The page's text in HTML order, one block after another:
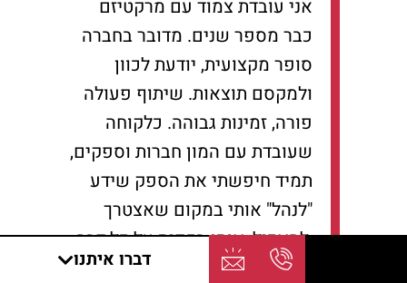
אני עובדת צמוד עם מרקטיזם
כבר מספר שנים. מדובר בחברה
סופר מקצועית, יודעת לכוון
ולמקסם תוצאות. שיתוף פעולה
פורה, זמינות גבוהה. כלקוחה
שעובדת עם המון חברות וספקים,
תמיד חיפשתי את הספק שידע
"לנהל" אותי במקום שאצטרך
,להאכיל, אותו בכפית על כל דבר
קטן וגדול. מרקטיזם יודעים לנהל
דברו איתנו